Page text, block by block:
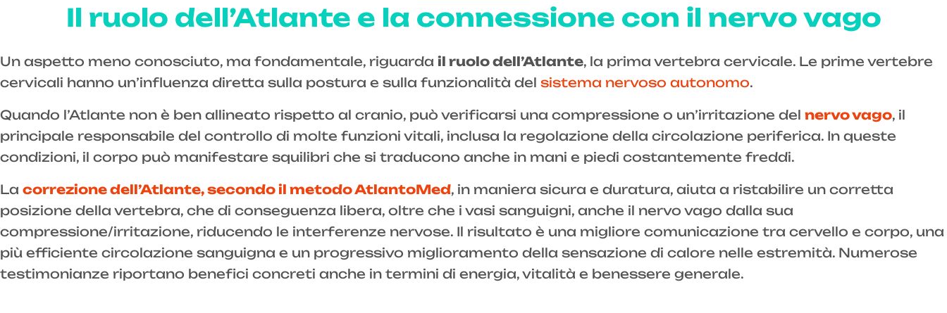
Il ruolo dell’Atlante e la connessione con il nervo vago
Un aspetto meno conosciuto, ma fondamentale, riguarda il ruolo dell’Atlante, la prima vertebra cervicale. Le prime vertebre
cervicali hanno un’influenza diretta sulla postura e sulla funzionalità del sistema nervoso autonomo.
Quando l’Atlante non è ben allineato rispetto al cranio, può verificarsi una compressione o un’irritazione del nervo vago, il
principale responsabile del controllo di molte funzioni vitali, inclusa la regolazione della circolazione periferica. In queste
condizioni, il corpo può manifestare squilibri che si traducono anche in mani e piedi costantemente freddi.
La correzione dell’Atlante, secondo il metodo AtlantoMed, in maniera sicura e duratura, aiuta a ristabilire un corretta
posizione della vertebra, che di conseguenza libera, oltre che i vasi sanguigni, anche il nervo vago dalla sua
compressione/irritazione, riducendo le interferenze nervose. Il risultato è una migliore comunicazione tra cervello e corpo, una
più efficiente circolazione sanguigna e un progressivo miglioramento della sensazione di calore nelle estremità. Numerose
testimonianze riportano benefici concreti anche in termini di energia, vitalità e benessere generale.